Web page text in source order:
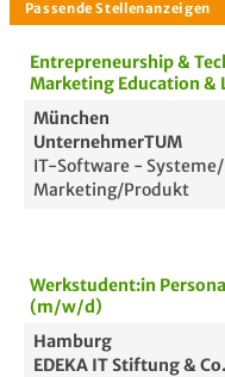
Entrepreneurship &
Marketing Education
München
UnternehmerTUM
IT-Software -
Marketing/Produkt
Werkstudent:in
(m/w/d)
Hamburg
EDEKA IT Stiftung &